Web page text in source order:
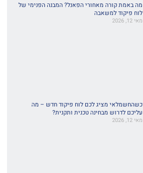
מה באמת קורה מאחורי הפאנל? המבנה הפנימי של
לוח פיקוד למשאבה
מאי 12, 2026
כשהחשמלאי מציג לכם לוח פיקוד חדש – מה
עליכם לדרוש מבחינה טכנית ותקנית?
מאי 12, 2026